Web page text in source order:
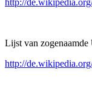
http://
Lijst van zogenaamde
http://